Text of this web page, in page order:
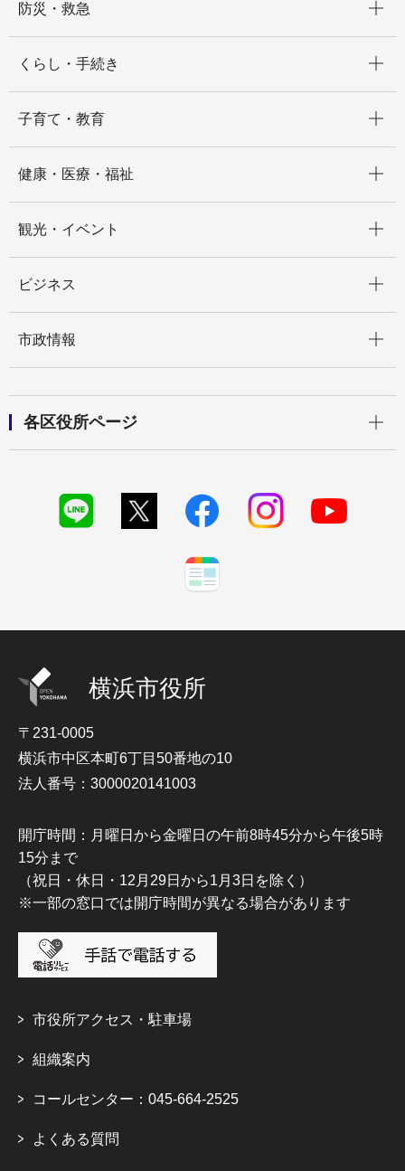
防災・救急
くらし・手続き
子育て・教育
健康・医療・福祉
観光・イベント
ビジネス
市政情報
各区役所ページ
横浜市役所
〒231-0005
横浜市中区本町6丁目50番地の10
法人番号：3000020141003
開庁時間：月曜日から金曜日の午前8時45分から午後5時
15分まで
（祝日・休日・12月29日から1月3日を除く）
※一部の窓口では開庁時間が異なる場合があります
市役所アクセス・駐車場
組織案内
コールセンター：045-664-2525
よくある質問